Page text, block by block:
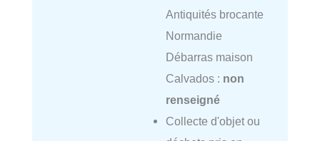
Antiquités brocante
Normandie
Débarras maison
Calvados : non
renseigné
Collecte d'objet ou